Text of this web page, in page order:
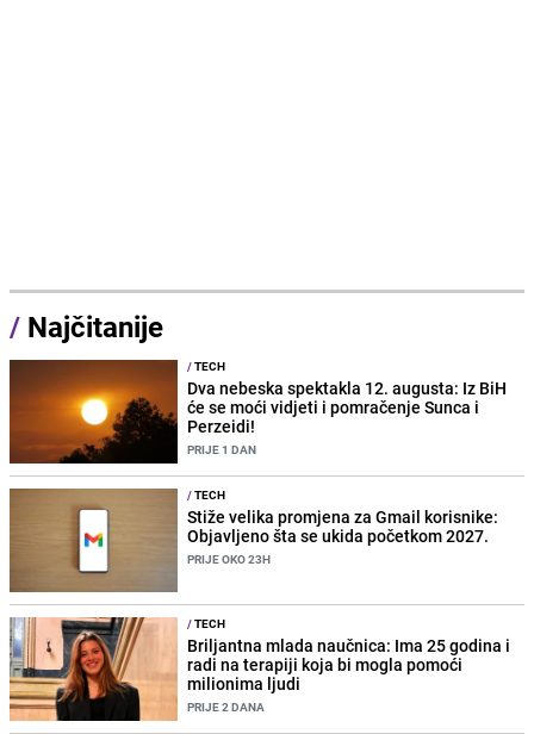
/ Najčitanije
/TECH
Dva nebeska spektakla 12. augusta: Iz BiH
će se moći vidjeti i pomračenje Sunca i
Perzeidi!
PRIJE 1 DAN
/TECH
Stiže velika promjena za Gmail korisnike:
Objavljeno šta se ukida početkom 2027.
PRIJE OKO 23H
/TECH
Briljantna mlada naučnica: Ima 25 godina i
radi na terapiji koja bi mogla pomoći
milionima ljudi
PRIJE 2 DANA